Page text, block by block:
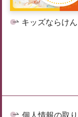
キッズならけん
個人情報の取